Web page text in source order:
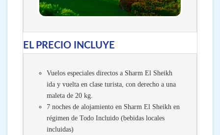
EL PRECIO INCLUYE
Vuelos especiales directos a Sharm El Sheikh
ida y vuelta en clase turista, con derecho a una
maleta de 20 kg.
7 noches de alojamiento en Sharm El Sheikh en
régimen de Todo Incluido (bebidas locales
incluidas)